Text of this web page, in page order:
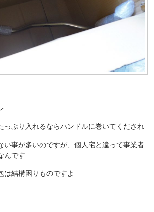
っぷり入れるならハンドルに巻いてくだされ
い事が多いのですが、個人宅と違って事業者
んです
は結構困りものですよ